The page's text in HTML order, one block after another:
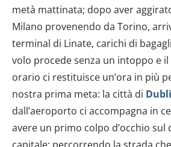
metà mattinata; dopo aver
Milano provenendo da Torino,
terminal di Linate, carichi di
volo procede senza un intoppo e
orario ci restituisce un’ora in più
nostra prima meta: la città di
dall’aeroporto ci accompagna in
avere un primo colpo d’occhio sul